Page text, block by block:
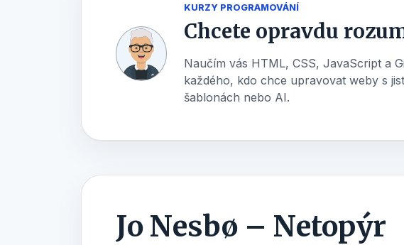
KURZY PROGRAMOVÁNÍ
Chcete opravdu
Naučím vás HTML, CSS, JavaScript a
každého, kdo chce upravovat weby s
šablonách nebo AI.
Jo Nesbø – Netopýr